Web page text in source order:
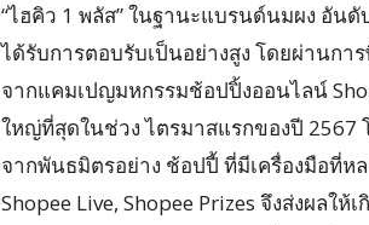
“ไฮคิว 1 พลัส” ในฐานะแบรนด์นมผง อัน
ได้รับการตอบรับเป็นอย่างสูง โดยผ่านกา
จากแคมเปญมหกรรมช้อปปิ้งออนไลน์
ใหญ่ที่สุดในช่วง ไตรมาสแรกของปี
จากพันธมิตรอย่าง ช้อปปี้ ที่มีเครื่องมือที่ห
Shopee Live, Shopee Prizes จึงส่งผลใ